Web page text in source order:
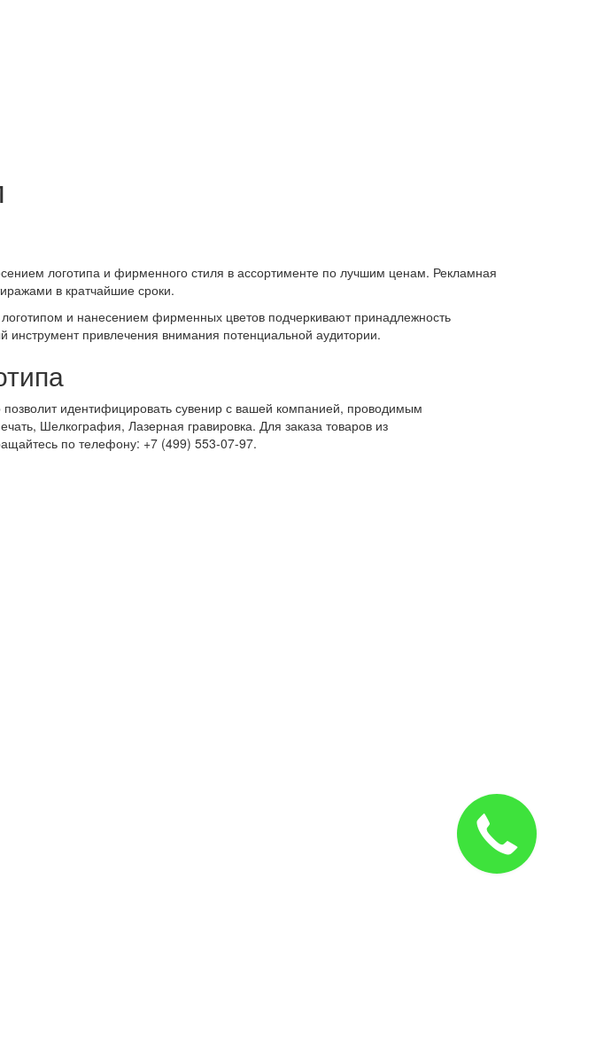
логотипа и фирменного стиля в ассортименте по лучшим ценам. Рекламная
в кратчайшие сроки.
и нанесением фирменных цветов подчеркивают принадлежность
инструмент привлечения внимания потенциальной аудитории.
идентифицировать сувенир с вашей компанией, проводимым
Шелкография, Лазерная гравировка. Для заказа товаров из
по телефону: +7 (499) 553-07-97.